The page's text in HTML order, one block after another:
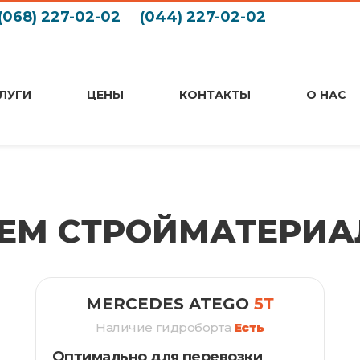
227-02-02 (044) 227-02-02
ЦЕНЫ КОНТАКТЫ О НАС
MERCEDES ATEGO 5Т
Наличие гидроборта Есть